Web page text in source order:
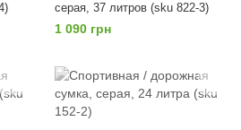
серая, 37 литров (sku 822-3)
1 090 грн